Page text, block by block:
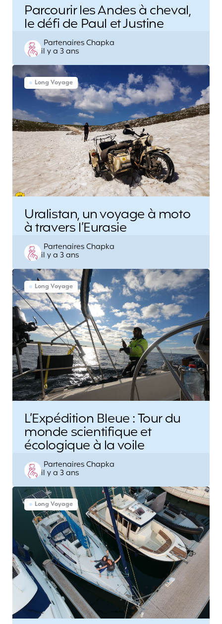
Parcourir les Andes à cheval,
le défi de Paul et Justine
Posted
by
Partenaires Chapka
il y a 3 ans
Long Voyage
Uralistan, un voyage à moto
à travers l’Eurasie
Posted
by
Partenaires Chapka
il y a 3 ans
Long Voyage
L’Expédition Bleue : Tour du
monde scientifique et
écologique à la voile
Posted
by
Partenaires Chapka
il y a 3 ans
Long Voyage